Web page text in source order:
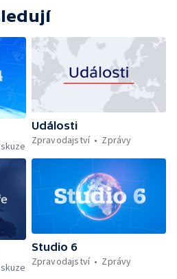
Události
Zpravodajství
Zprávy
Studio 6
Zpravodajství
Zprávy